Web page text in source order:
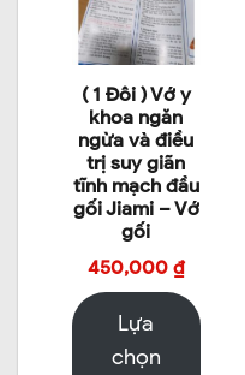
( 1 Đôi ) Vớ y
khoa ngăn
ngừa và điều
trị suy giãn
tĩnh mạch đầu
gối Jiami – Vớ
gối
450,000₫
Lựa
chọn